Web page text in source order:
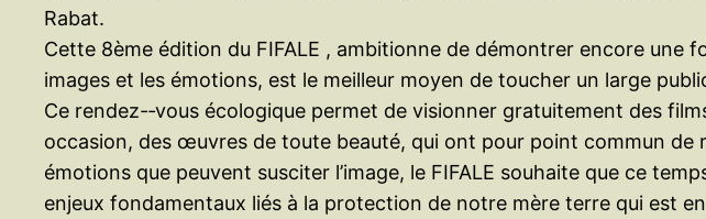
Rabat.
Cette 8ème édition du FIFALE , ambitionne de démontrer encore une
images et les émotions, est le meilleur moyen de toucher un large
Ce rendez-­‐vous écologique permet de visionner gratuitement des
occasion, des œuvres de toute beauté, qui ont pour point commun de
émotions que peuvent susciter l’image, le FIFALE souhaite que ce
enjeux fondamentaux liés à la protection de notre mère terre qui est